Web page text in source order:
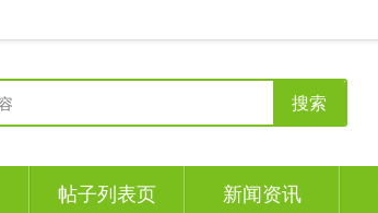
搜索
帖子列表页 新闻资讯